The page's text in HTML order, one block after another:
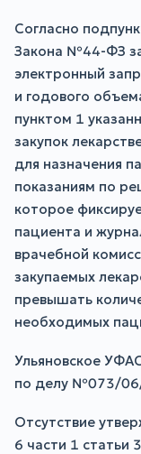
Согласно
Закона №44-ФЗ
электронный
и годового
пунктом 1
закупок
для назначения
показаниям по
которое
пациента и
врачебной
закупаемых
превышать
необходимых
Ульяновское
по делу №073/
Отсутствие
6 части 1 статьи